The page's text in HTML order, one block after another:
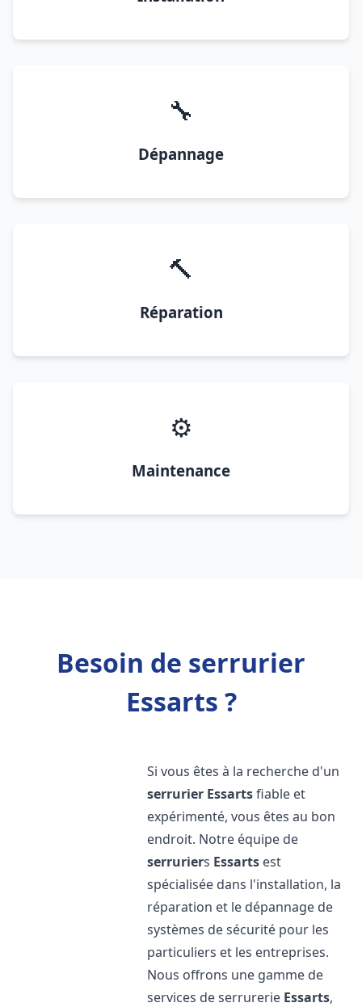
🔧
Dépannage
🔨
Réparation
⚙️
Maintenance
Besoin de serrurier
Essarts ?
Si vous êtes à la recherche d'un
serrurier Essartsfiable et
expérimenté, vous êtes au bon
endroit. Notre équipe de
serruriers Essarts est
spécialisée dans l'installation, la
réparation et le dépannage de
systèmes de sécurité pour les
particuliers et les entreprises.
Nous offrons une gamme de
services de serrurerie Essarts,